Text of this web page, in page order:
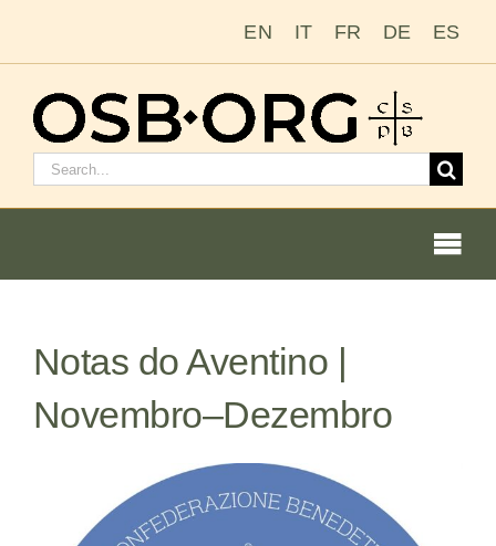
conteúdo
EN IT FR DE ES
Pesquisar
Nossas raízes
Tornar-se monge ou freira
Notas do Aventino |
Novembro–Dezembro